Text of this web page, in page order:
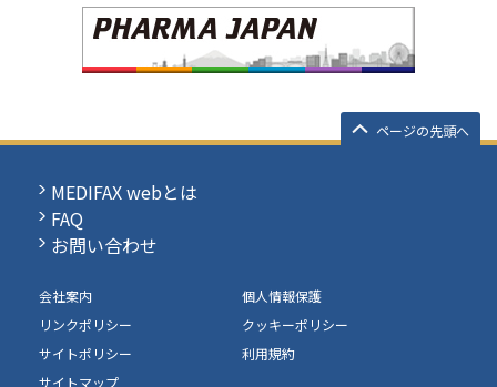
ページの先頭へ
MEDIFAX webとは
FAQ
お問い合わせ
会社案内
個人情報保護
リンクポリシー
クッキーポリシー
サイトポリシー
利用規約
サイトマップ